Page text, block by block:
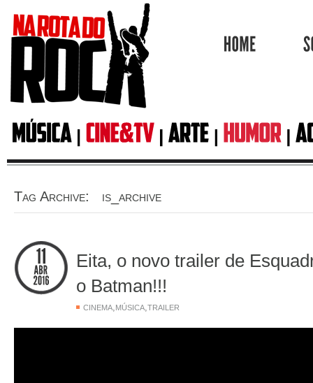
Tag Archive: is_archive
Eita, o novo trailer de
o Batman!!!
CINEMA, MÚSICA,TRAILER